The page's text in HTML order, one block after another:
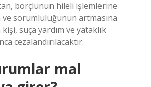
borçlunun hileli işlemlerine
ve sorumluluğunun artmasına
suça yardım ve yataklık
cezalandırılacaktır.
mal